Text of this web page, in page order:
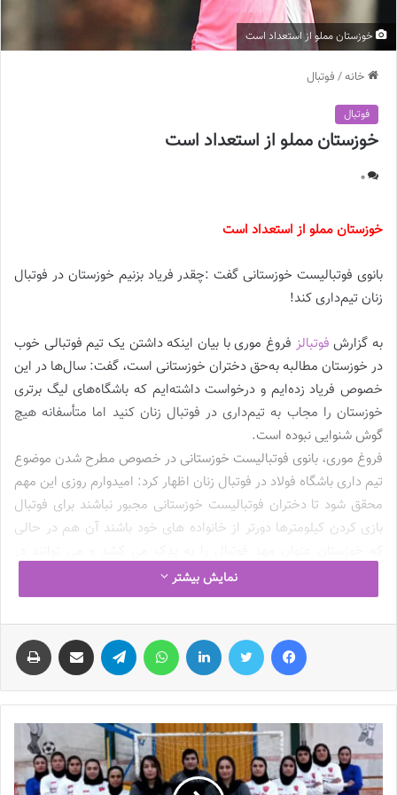
خوزستان مملو از استعداد است
خانه/ فوتبال
فوتبال
خوزستان مملو از استعداد است
0
خوزستان مملو از استعداد است
بانوی فوتبالیست خوزستانی گفت :چقدر فریاد بزنیم خوزستان در فوتبال
زنان تیم‌داری کند!
به گزارش فوتبالز فروغ موری با بیان اینکه داشتن یک تیم فوتبالی خوب
در خوزستان مطالبه به‌حق دختران خوزستانی است، گفت: سال‌ها در این
خصوص فریاد زده‌ایم و درخواست داشته‌ایم که باشگاه‌های لیگ برتری
خوزستان را مجاب به تیم‌داری در فوتبال زنان کنید اما متأسفانه هیچ
گوش شنوایی نبوده است.
فروغ موری، بانوی فوتبالیست خوزستانی در خصوص مطرح شدن موضوع
تیم داری باشگاه فولاد در فوتبال زنان اظهار کرد: امیدوارم روزی این مهم
محقق شود تا دختران فوتبالیست خوزستانی مجبور نباشند برای فوتبال
بازی کردن کیلومترها دورتر از خانواده های خود باشند آن هم در حالی
خیز خود بازی کنند.
وی بیان کرد: خوزستان در فوتبال زنان هم مملو از استعداد است و اگر
آماری از دختران خوزستانی تیم های لیگ برتری داشته باشید می بینید
که چندین دختر با استعداد و توانمند خوزستانی در این تیم ها توپ می
زنند که باجمع کردن آن ها می توان یک تیم فوتبال زنان قدرتمند
داشت.
ملی پوش سابق فوتبال زنان با بیان این که باشگاه فولاد با این همه
امکانات باید زودتر از این ها بهفوتبال زناننیز ورود می کرد، ادامه داد:
حق دختران فوتبالیست خوزستانی این است که در استان خود و با
نمایش بیشتر